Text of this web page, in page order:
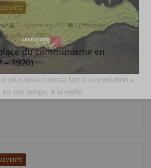
23 septembre 2010
1 Comment
,Russie,URSS
du communisme en
– 1920)
plus beau cadeau fait à la révolution »
son temps. A la veille